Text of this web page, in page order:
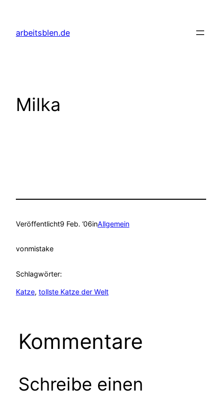
springen
arbeitsblen.de
Milka
Veröffentlicht9 Feb. ’06inAllgemein
vonmistake
Schlagwörter:
Katze, tollste Katze der Welt
Kommentare
Schreibe einen